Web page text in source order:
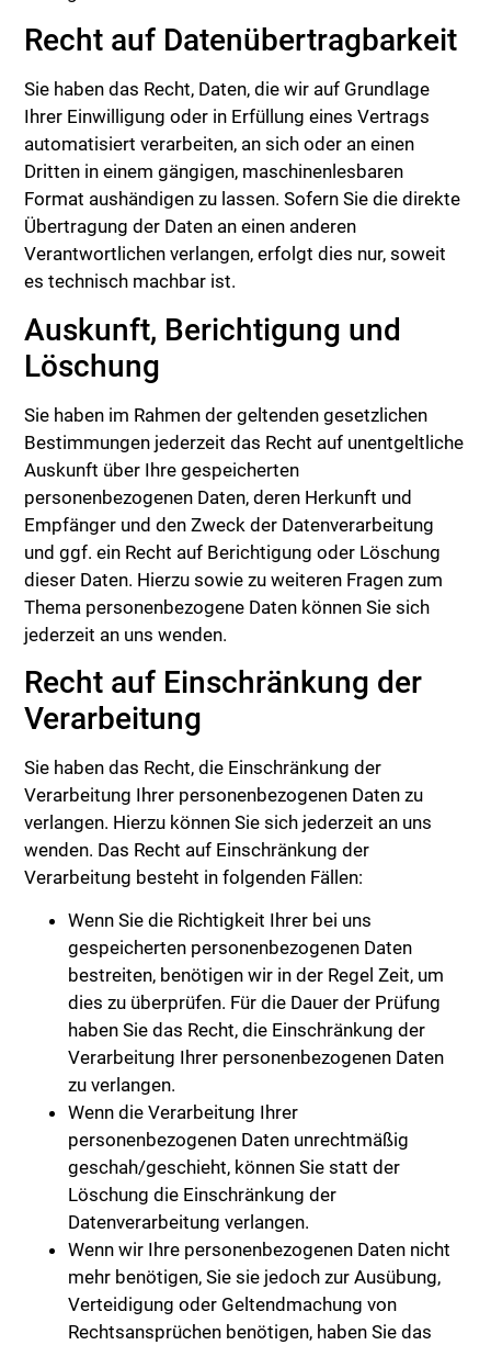
Recht auf Daten­übertrag­barkeit
Sie haben das Recht, Daten, die wir auf Grundlage
Ihrer Einwilligung oder in Erfüllung eines Vertrags
automatisiert verarbeiten, an sich oder an einen
Dritten in einem gängigen, maschinenlesbaren
Format aushändigen zu lassen. Sofern Sie die direkte
Übertragung der Daten an einen anderen
Verantwortlichen verlangen, erfolgt dies nur, soweit
es technisch machbar ist.
Auskunft, Berichtigung und
Löschung
Sie haben im Rahmen der geltenden gesetzlichen
Bestimmungen jederzeit das Recht auf unentgeltliche
Auskunft über Ihre gespeicherten
personenbezogenen Daten, deren Herkunft und
Empfänger und den Zweck der Datenverarbeitung
und ggf. ein Recht auf Berichtigung oder Löschung
dieser Daten. Hierzu sowie zu weiteren Fragen zum
Thema personenbezogene Daten können Sie sich
jederzeit an uns wenden.
Recht auf Einschränkung der
Verarbeitung
Sie haben das Recht, die Einschränkung der
Verarbeitung Ihrer personenbezogenen Daten zu
verlangen. Hierzu können Sie sich jederzeit an uns
wenden. Das Recht auf Einschränkung der
Verarbeitung besteht in folgenden Fällen:
Wenn Sie die Richtigkeit Ihrer bei uns
gespeicherten personenbezogenen Daten
bestreiten, benötigen wir in der Regel Zeit, um
dies zu überprüfen. Für die Dauer der Prüfung
haben Sie das Recht, die Einschränkung der
Verarbeitung Ihrer personenbezogenen Daten
zu verlangen.
Wenn die Verarbeitung Ihrer
personenbezogenen Daten unrechtmäßig
geschah/geschieht, können Sie statt der
Löschung die Einschränkung der
Datenverarbeitung verlangen.
Wenn wir Ihre personenbezogenen Daten nicht
mehr benötigen, Sie sie jedoch zur Ausübung,
Verteidigung oder Geltendmachung von
Rechtsansprüchen benötigen, haben Sie das